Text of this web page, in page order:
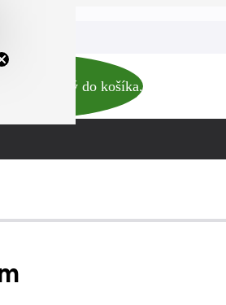
bol pridaný do košíka.